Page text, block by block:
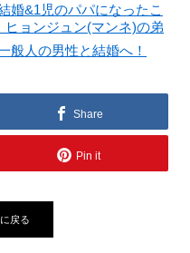
婚&1児のパパになったこ
ヒョンジュン(マンネ)の弟
般人の男性と結婚へ！
Share
Pin it
戻る